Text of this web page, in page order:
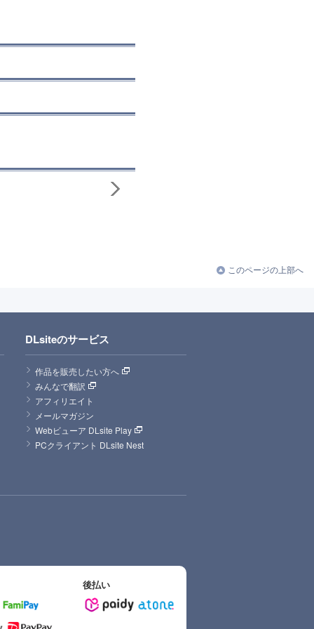
このページの上部へ
DLsiteのサービス
作品を販売したい方へ
みんなで翻訳
アフィリエイト
メールマガジン
Webビューア DLsite Play
PCクライアント DLsite Nest
後払い